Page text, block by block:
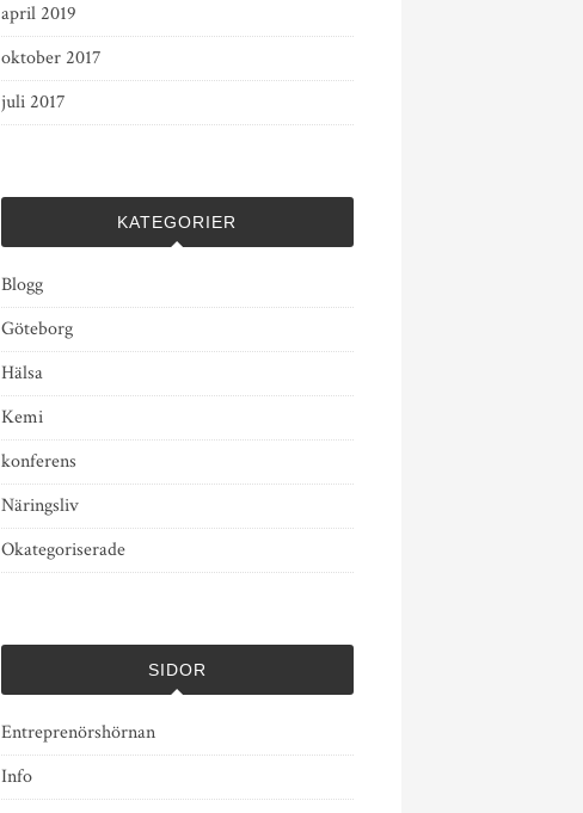
april 2019
oktober 2017
juli 2017
KATEGORIER
Blogg
Göteborg
Hälsa
Kemi
konferens
Näringsliv
Okategoriserade
SIDOR
Entreprenörshörnan
Info